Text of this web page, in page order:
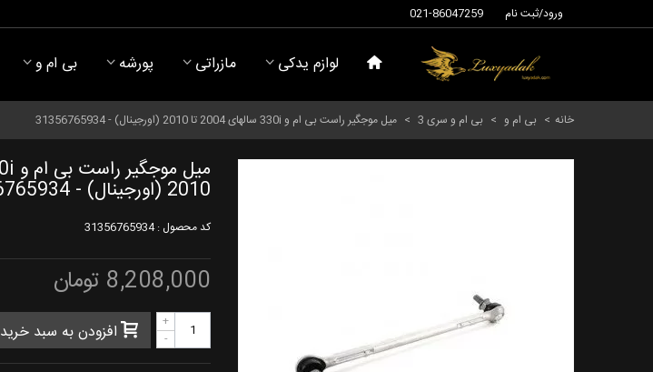
021-86047259 ورود/ثبت نام
لوازم یدکی مازراتی پورشه بی ام و
خانه > بی ام و > بی ام و سری 3 > میل موجگیر راست بی ام و 330i سالهای 2004 تا 2010 (اورجینال) - 31356765934
2010 (اورجینال) - 31356765934
کد محصول :31356765934
8,208,000 تومان
-
+ افزودن به سبد خرید